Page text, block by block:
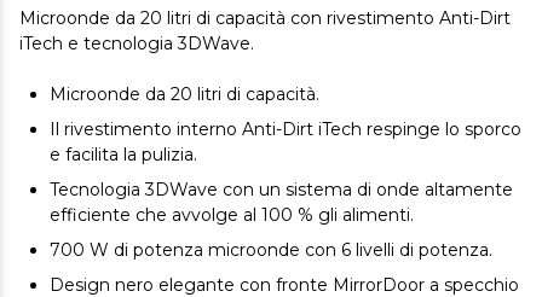
Microonde da 20 litri di capacità con rivestimento Anti-Dirt
iTech e tecnologia 3DWave.
Microonde da 20 litri di capacità.
Il rivestimento interno Anti-Dirt iTech respinge lo sporco
e facilita la pulizia.
Tecnologia 3DWave con un sistema di onde altamente
efficiente che avvolge al 100 % gli alimenti.
700 W di potenza microonde con 6 livelli di potenza.
Design nero elegante con fronte MirrorDoor a specchio